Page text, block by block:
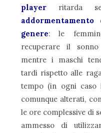
player ritarda
addormentamento
genere: le
recuperare il
mentre i maschi
tardi rispetto alle
tempo (in ogni caso
comunque alterati,
le ore complessive di
ammesso di